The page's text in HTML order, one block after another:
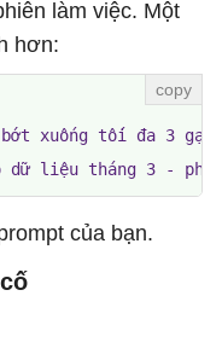
làm việc. Một
hơn:
xuống tối đa 3 gạch
dữ liệu tháng 3 - phải
của bạn.